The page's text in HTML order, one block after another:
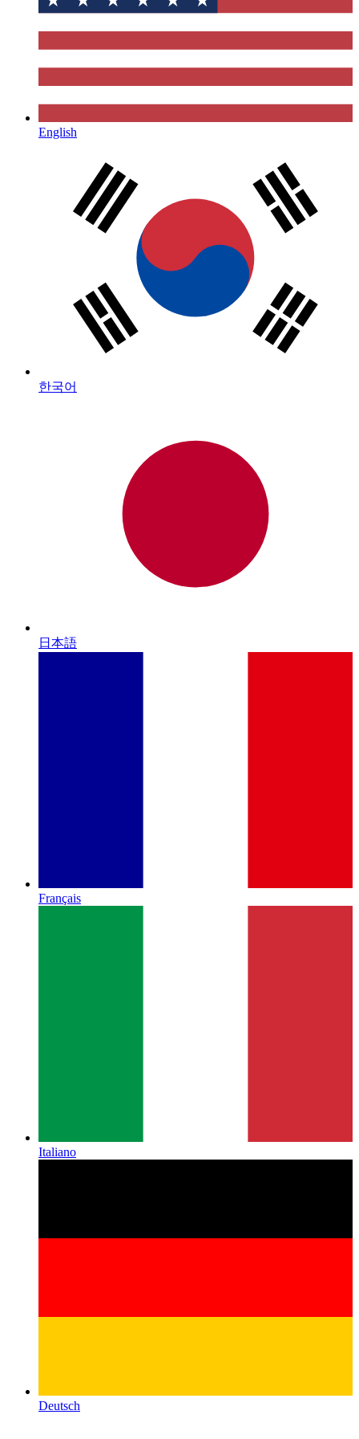
English
한국어
日本語
Français
Italiano
Deutsch